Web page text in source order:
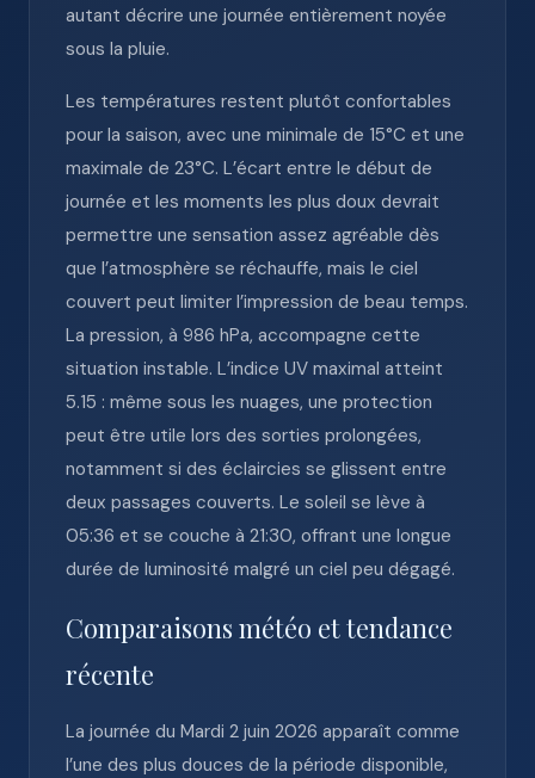
autant décrire une journée entièrement noyée
sous la pluie.
Les températures restent plutôt confortables
pour la saison, avec une minimale de 15°C et une
maximale de 23°C. L’écart entre le début de
journée et les moments les plus doux devrait
permettre une sensation assez agréable dès
que l’atmosphère se réchauffe, mais le ciel
couvert peut limiter l’impression de beau temps.
La pression, à 986 hPa, accompagne cette
situation instable. L’indice UV maximal atteint
5.15 : même sous les nuages, une protection
peut être utile lors des sorties prolongées,
notamment si des éclaircies se glissent entre
deux passages couverts. Le soleil se lève à
05:36 et se couche à 21:30, offrant une longue
durée de luminosité malgré un ciel peu dégagé.
Comparaisons météo et tendance
récente
La journée du Mardi 2 juin 2026 apparaît comme
l’une des plus douces de la période disponible,